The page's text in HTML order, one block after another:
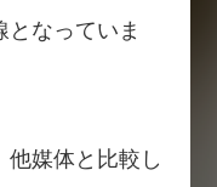
なっていま
他媒体と比較し